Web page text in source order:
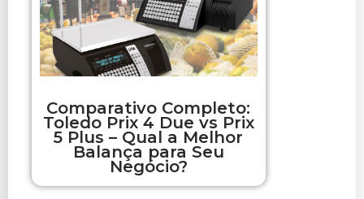
Comparativo Completo:
Toledo Prix 4 Due vs Prix
5 Plus – Qual a Melhor
Balança para Seu
Negócio?